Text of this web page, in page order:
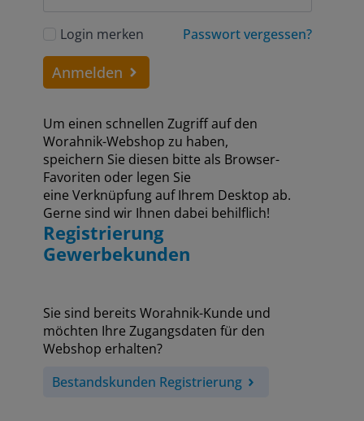
Login merken Passwort vergessen?
Anmelden
Um einen schnellen Zugriff auf den
Worahnik-Webshop zu haben,
speichern Sie diesen bitte als Browser-
Favoriten oder legen Sie
eine Verknüpfung auf Ihrem Desktop ab.
Gerne sind wir Ihnen dabei behilflich!
Registrierung
Gewerbekunden
Sie sind bereits Worahnik-Kunde und
möchten Ihre Zugangsdaten für den
Webshop erhalten?
Bestandskunden Registrierung